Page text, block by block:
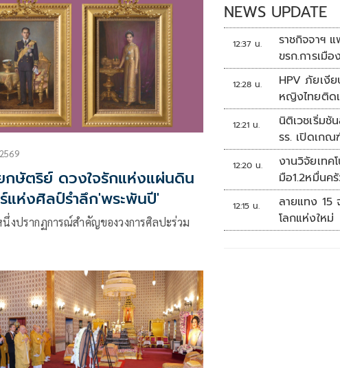
ษัตริย์ ดวงใจรักแห่งแผ่นดิน
แห่งศิลป์รำลึก'พระพันปี'
งปรากฏการณ์สำคัญของวงการศิลปะร่วม
NEWS UPDATE
12:37 น.
ราชกิจจาฯ
ขรก.การเมือ
ยกฯ
12:28 น.
HPV ภัยเงีย
หญิงไทยติด
12:21 น.
นิติเวชเริ่มชั
รร. เปิดเกณ
12:20 น.
งานวิจัยเทค
มือ1.2หมื่นค
เดือน
12:15 น.
ลายแทง 15
โลกแห่งใหม่